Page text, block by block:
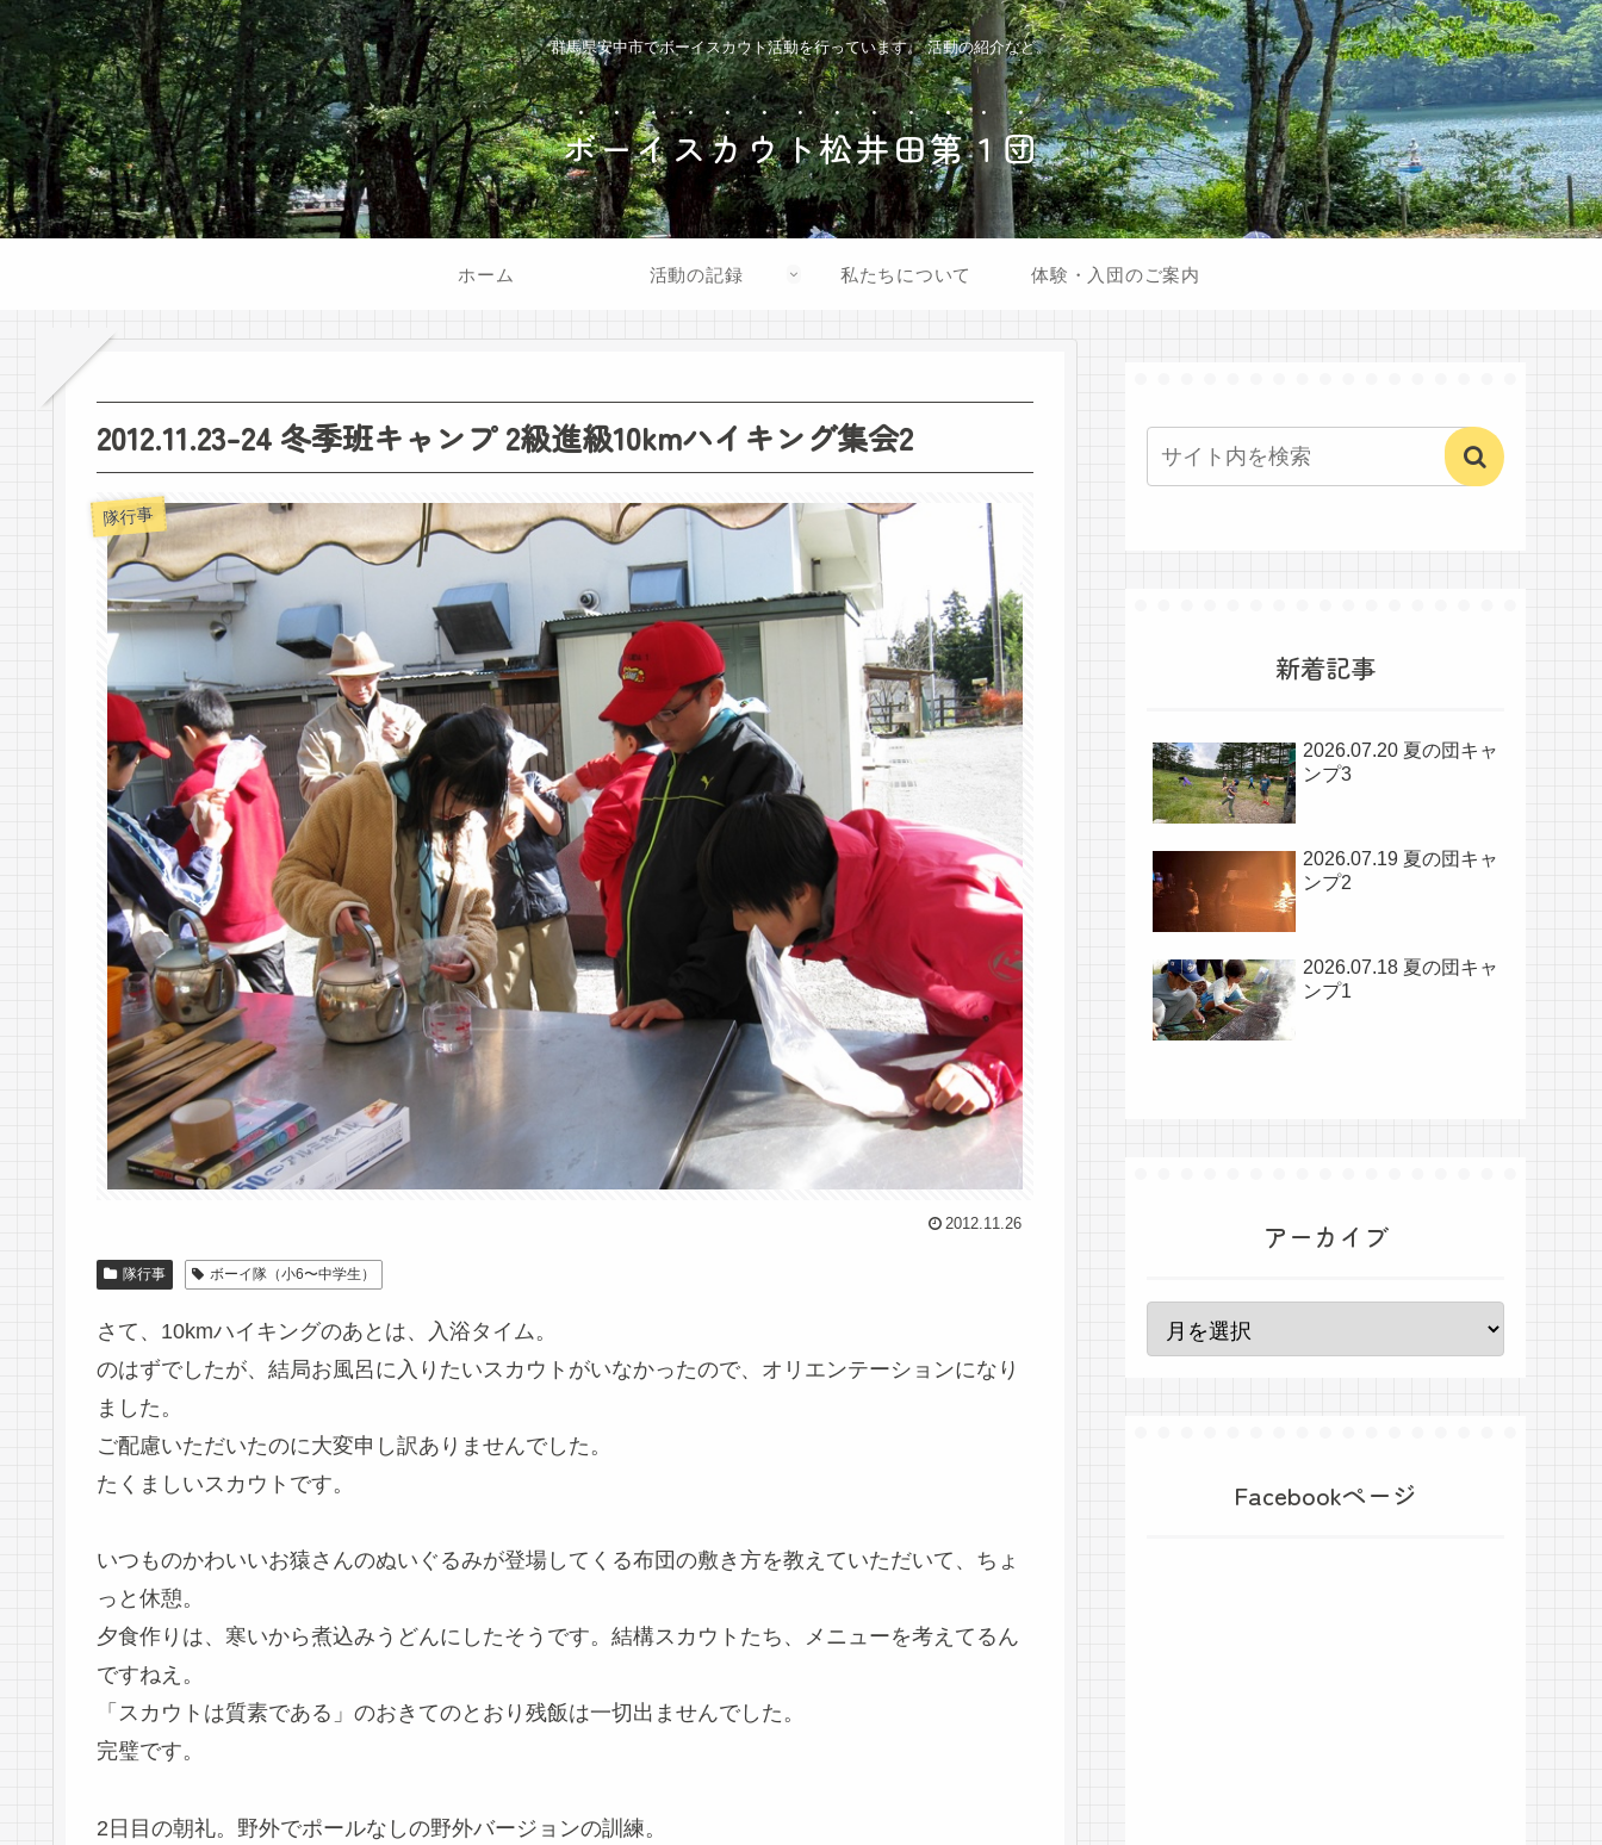
群馬県安中市でボーイスカウト活動を行っています。 活動の紹介など。
ボーイスカウト松井田第１団
ホーム 活動の記録 私たちについて 体験・入団のご案内
2012.11.23-24 冬季班キャンプ 2級進級10kmハイキング集会2
隊行事
2012.11.26
隊行事 ボーイ隊（小6〜中学生）
さて、10kmハイキングのあとは、入浴タイム。
のはずでしたが、結局お風呂に入りたいスカウトがいなかったので、オリエンテーションになり
ました。
ご配慮いただいたのに大変申し訳ありませんでした。
たくましいスカウトです。
いつものかわいいお猿さんのぬいぐるみが登場してくる布団の敷き方を教えていただいて、ちょ
っと休憩。
夕食作りは、寒いから煮込みうどんにしたそうです。結構スカウトたち、メニューを考えてるん
ですねえ。
「スカウトは質素である」のおきてのとおり残飯は一切出ませんでした。
完璧です。
2日目の朝礼。野外でポールなしの野外バージョンの訓練。
新着記事
2026.07.20 夏の団キャ
ンプ3
2026.07.19 夏の団キャ
ンプ2
2026.07.18 夏の団キャ
ンプ1
アーカイブ
Facebookページ